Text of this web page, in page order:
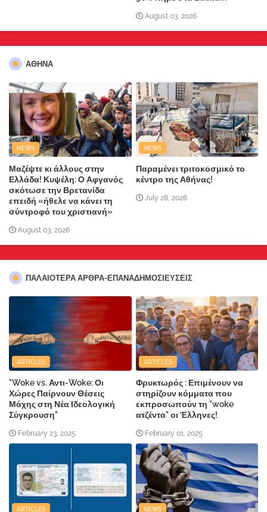
August 03, 2026
ΑΘΗΝΑ
NEWS
Μαζέψτε κι άλλους στην
Ελλάδα! Κυψέλη: Ο Αφγανός
σκότωσε την Βρετανίδα
επειδή «ήθελε να κάνει τη
σύντροφό του χριστιανή»
August 03, 2026
NEWS
Παραμένει τριτοκοσμικό το
κέντρο της Αθήνας!
July 28, 2026
ΠΑΛΑΙΟΤΕΡΑ ΑΡΘΡΑ-ΕΠΑΝΑΔΗΜΟΣΙΕΥΣΕΙΣ
ARTICLES
"Woke vs. Αντι-Woke: Οι
Χώρες Παίρνουν Θέσεις
Μάχης στη Νέα Ιδεολογική
Σύγκρουση"
February 23, 2025
ARTICLES
Φρυκτωρός : Επιμένουν να
στηρίζουν κόμματα που
εκπροσωπούν τη "woke
ατζέντα" οι Έλληνες!
February 01, 2025
ARTICLES NEWS